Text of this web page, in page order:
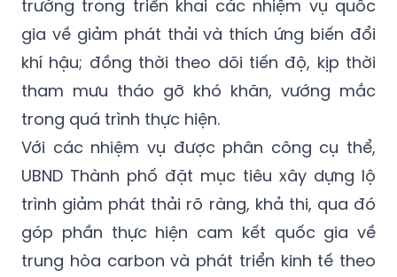
trường trong triển khai các nhiệm vụ quốc
gia về giảm phát thải và thích ứng biến đổi
khí hậu; đồng thời theo dõi tiến độ, kịp thời
tham mưu tháo gỡ khó khăn, vướng mắc
trong quá trình thực hiện.
Với các nhiệm vụ được phân công cụ thể,
UBND Thành phố đặt mục tiêu xây dựng lộ
trình giảm phát thải rõ ràng, khả thi, qua đó
góp phần thực hiện cam kết quốc gia về
trung hòa carbon và phát triển kinh tế theo